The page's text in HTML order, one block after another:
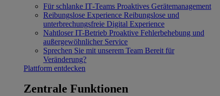
Für schlanke IT‐Teams Proaktives Gerätemanagement
Reibungslose Experience Reibungslose und
unterbrechungsfreie Digital Experience
Nahtloser IT-Betrieb Proaktive Fehlerbehebung und
außergewöhnlicher Service
Sprechen Sie mit unserem Team Bereit für
Veränderung?
Plattform entdecken
Zentrale Funktionen